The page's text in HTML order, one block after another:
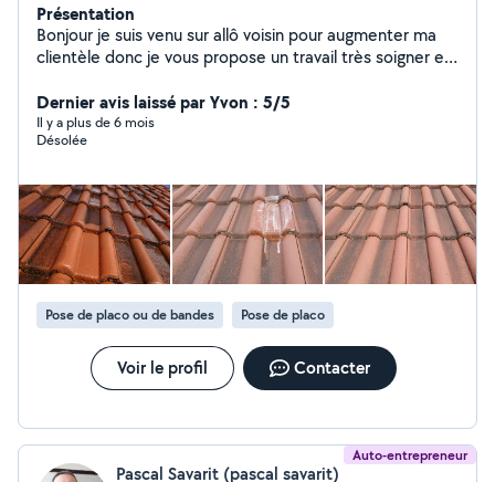
Présentation
Bonjour je suis venu sur allô voisin pour augmenter ma
clientèle donc je vous propose un travail très soigner et
travaux et je vous assure que vous ne regretterez pas
votre choix je vous assure que mon travail cera très bien
fait et réalisé entant et en heure travaux avec ou sans
merci de bien vouloir me contacter directement
cordialement monsieur dany en vous souhaitant une
excellente et agréable journée
Dernier avis laissé par Yvon : 5/5
Il y a plus de 6 mois
Désolée
Pose de placo ou de bandes Pose de placo
Voir le profil Contacter
Auto-entrepreneur
Pascal Savarit (pascal savarit)